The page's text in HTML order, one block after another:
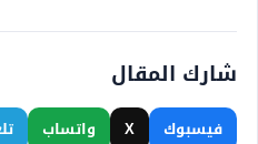
شارك المقال
فيسبوك X واتساب